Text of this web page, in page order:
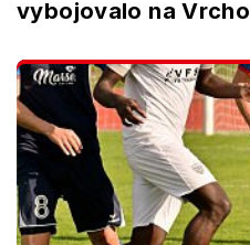
vybojovalo na